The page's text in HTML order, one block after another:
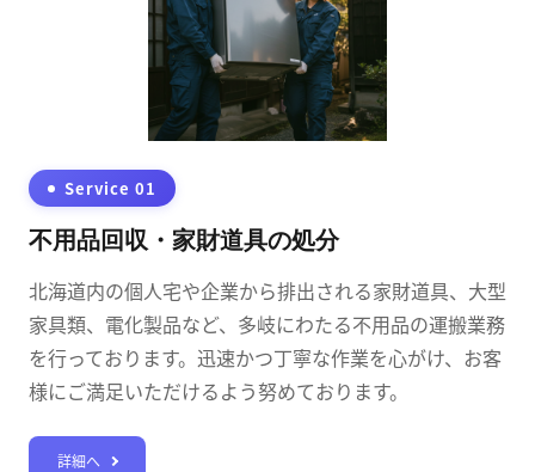
Service 01
不用品回収・家財道具の処分
北海道内の個人宅や企業から排出される家財道具、大型
家具類、電化製品など、多岐にわたる不用品の運搬業務
を行っております。迅速かつ丁寧な作業を心がけ、お客
様にご満足いただけるよう努めております。
詳細へ